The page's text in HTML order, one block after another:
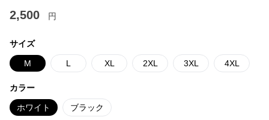
2,500 円
サイズ
M L XL 2XL 3XL 4XL
カラー
ホワイト ブラック